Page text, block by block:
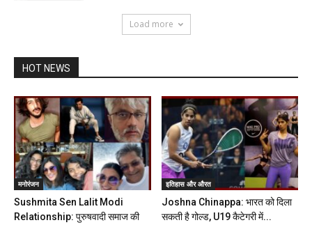
Load more
HOT NEWS
मनोरंजन
Sushmita Sen Lalit Modi
Relationship: पुरुषवादी समाज की
इतिहास और औरत
Joshna Chinappa: भारत को दिला
सकती है गोल्ड, U19 कैटेगरी में...